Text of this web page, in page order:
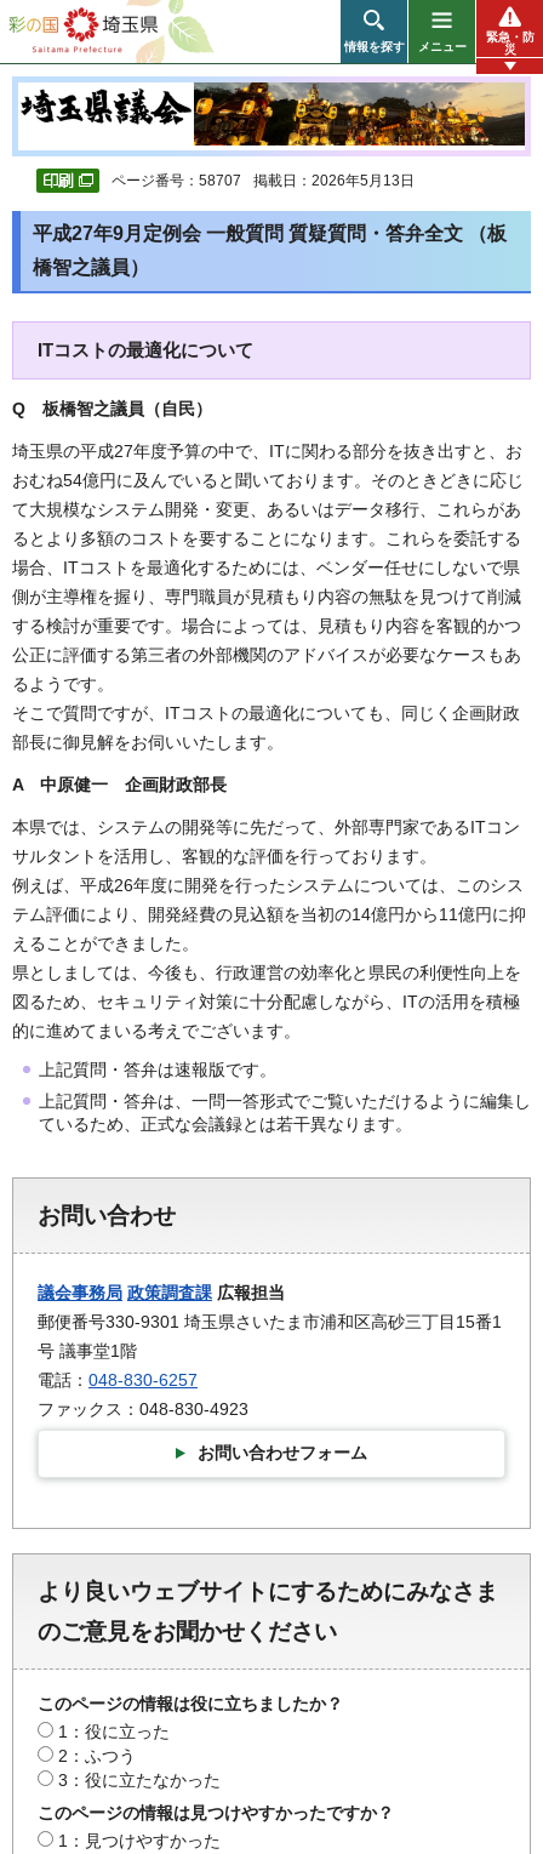
彩の国 埼玉県
情報を探す メニュー
緊急・防
災
ページ番号：58707 掲載日：2026年5月13日
平成27年9月定例会 一般質問 質疑質問・答弁全文 （板
橋智之議員）
ITコストの最適化について
Q 板橋智之議員（自民）
埼玉県の平成27年度予算の中で、ITに関わる部分を抜き出すと、お
おむね54億円に及んでいると聞いております。そのときどきに応じ
て大規模なシステム開発・変更、あるいはデータ移行、これらがあ
るとより多額のコストを要することになります。これらを委託する
場合、ITコストを最適化するためには、ベンダー任せにしないで県
側が主導権を握り、専門職員が見積もり内容の無駄を見つけて削減
する検討が重要です。場合によっては、見積もり内容を客観的かつ
公正に評価する第三者の外部機関のアドバイスが必要なケースもあ
るようです。
そこで質問ですが、ITコストの最適化についても、同じく企画財政
部長に御見解をお伺いいたします。
A 中原健一 企画財政部長
本県では、システムの開発等に先だって、外部専門家であるITコン
サルタントを活用し、客観的な評価を行っております。
例えば、平成26年度に開発を行ったシステムについては、このシス
テム評価により、開発経費の見込額を当初の14億円から11億円に抑
えることができました。
県としましては、今後も、行政運営の効率化と県民の利便性向上を
図るため、セキュリティ対策に十分配慮しながら、ITの活用を積極
的に進めてまいる考えでございます。
上記質問・答弁は速報版です。
上記質問・答弁は、一問一答形式でご覧いただけるように編集し
ているため、正式な会議録とは若干異なります。
お問い合わせ
議会事務局 政策調査課 広報担当
郵便番号330-9301 埼玉県さいたま市浦和区高砂三丁目15番1
号 議事堂1階
電話： 048-830-6257
ファックス：048-830-4923
お問い合わせフォーム
より良いウェブサイトにするためにみなさま
のご意見をお聞かせください
このページの情報は役に立ちましたか？
1：役に立った
2：ふつう
3：役に立たなかった
このページの情報は見つけやすかったですか？
1：見つけやすかった